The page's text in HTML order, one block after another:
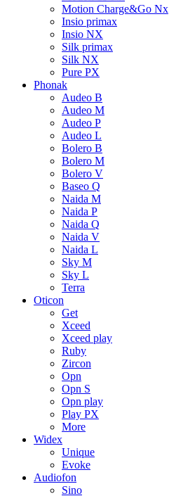
Motion Charge&Go Nx
Insio primax
Insio NX
Silk primax
Silk NX
Pure PX
Phonak
Audeo B
Audeo M
Audeo P
Audeo L
Bolero B
Bolero M
Bolero V
Baseo Q
Naida M
Naida P
Naida Q
Naida V
Naida L
Sky M
Sky L
Terra
Oticon
Get
Xceed
Xceed play
Ruby
Zircon
Opn
Opn S
Opn play
Play PX
More
Widex
Unique
Evoke
Audiofon
Sino